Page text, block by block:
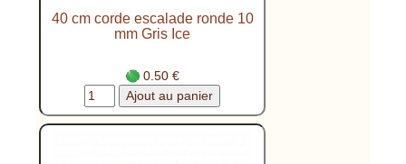
40 cm corde escalade ronde 10
mm Gris Ice
0.50 €